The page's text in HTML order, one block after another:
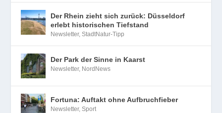
Der Rhein zieht sich zurück: Düsseldorf
erlebt historischen Tiefstand
Newsletter,StadtNatur-Tipp
Der Park der Sinne in Kaarst
Newsletter, NordNews
Fortuna: Auftakt ohne Aufbruchfieber
Newsletter,Sport